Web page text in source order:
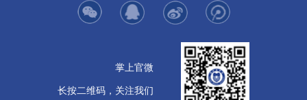
掌上官微
长按二维码，关注我们